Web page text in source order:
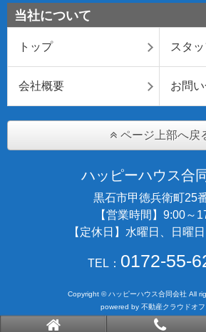
当社について
トップ スタ
会社概要 お問
ページ上部へ戻
ハッピーハウス合
黒石市甲徳兵衛町25
【営業時間】9:00～
【定休日】水曜日、日曜
TEL： 0172-55-
Copyright © ハッピーハウス合同会社 All
powered by 不動産クラウドオフ